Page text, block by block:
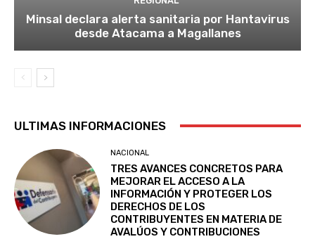
Minsal declara alerta sanitaria por Hantavirus
desde Atacama a Magallanes
ULTIMAS INFORMACIONES
NACIONAL
TRES AVANCES CONCRETOS PARA
MEJORAR EL ACCESO A LA
INFORMACIÓN Y PROTEGER LOS
DERECHOS DE LOS
CONTRIBUYENTES EN MATERIA DE
AVALÚOS Y CONTRIBUCIONES